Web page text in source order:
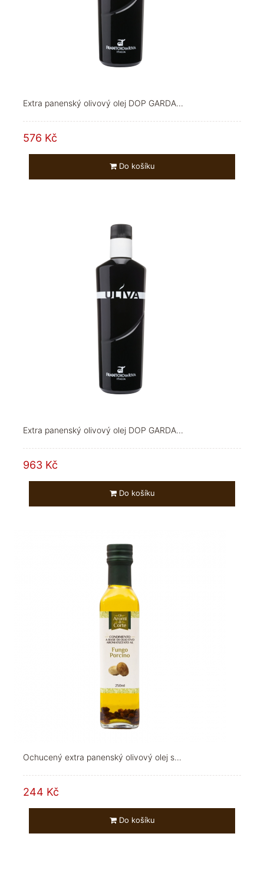
Extra panenský olivový olej DOP GARDA...
576 Kč
Do košíku
Extra panenský olivový olej DOP GARDA...
963 Kč
Do košíku
Ochucený extra panenský olivový olej s...
244 Kč
Do košíku